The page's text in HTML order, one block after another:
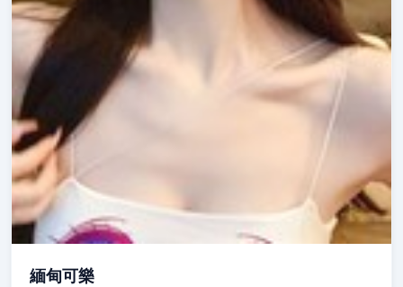
緬甸可樂